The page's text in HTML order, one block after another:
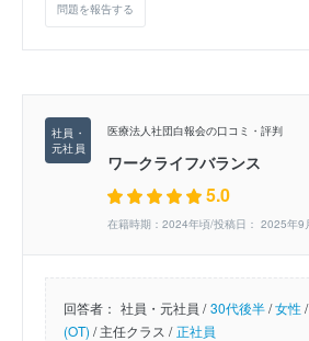
問題を報告する
医療法人社団白報会の口コミ・評判
ワークライフバランス
5.0
在籍時期：2024年頃/投稿日： 2025年9
回答者： 社員・元社員 / 30代後半/女性/
(OT) /主任クラス / 正社員